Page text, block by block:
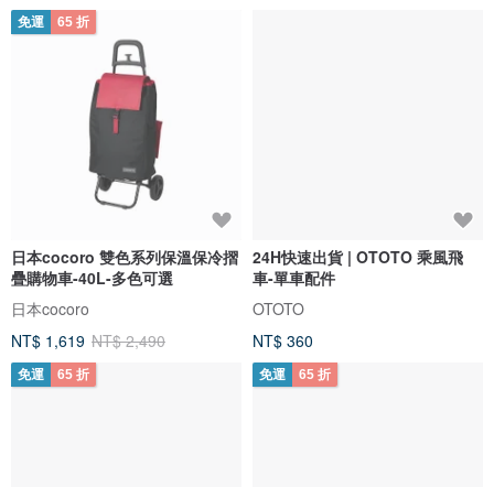
免運 65 折
日本cocoro 雙色系列保溫保冷摺
疊購物車-40L-多色可選
日本cocoro
NT$ 1,619 NT$ 2,490
24H快速出貨 | OTOTO 乘風飛
車-單車配件
OTOTO
NT$ 360
免運 65 折 免運 65 折